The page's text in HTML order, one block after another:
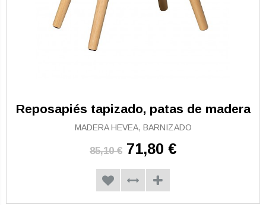
Reposapiés tapizado, patas de madera
MADERA HEVEA, BARNIZADO
85,10 € 71,80 €